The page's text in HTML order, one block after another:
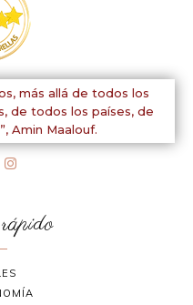
más allá de todos los
de todos los países, de
Amin Maalouf.